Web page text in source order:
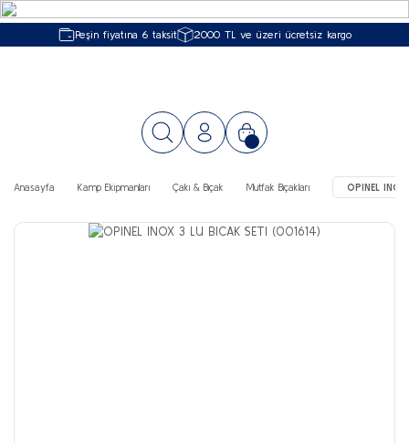
Peşin fiyatına 6 taksit 2000 TL ve üzeri ücretsiz kargo
Anasayfa Kamp Ekipmanları Çakı & Bıçak Mutfak Bıçakları OPINEL